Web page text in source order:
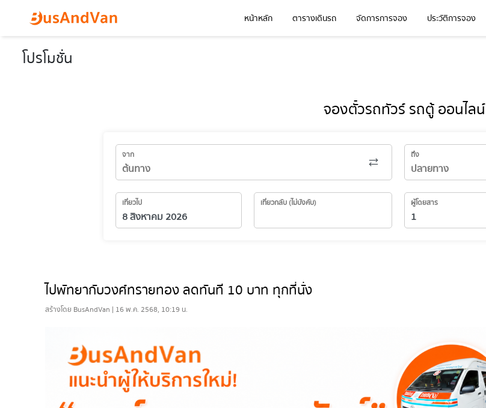
หน้าหลัก ตารางเดินรถ จัดการการจอง ประวัติการจอง
โปรโมชั่น
จองตั๋วรถทัวร์ รถตู้ ออนไลน์
จาก ถึง
เที่ยวไป เที่ยวกลับ (ไม่บังคับ) ผู้โดยสาร
ไปพัทยากับวงศ์ทรายทอง ลดทันที 10 บาท ทุกที่นั่ง
สร้างโดย BusAndVan | 16 พ.ค. 2568, 10:19 น.